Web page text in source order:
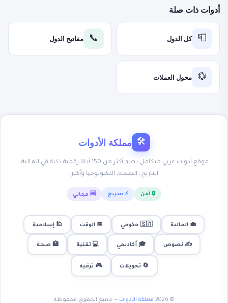
أدوات ذات صلة
📮 كل الدول 📞 مفاتيح الدول
💱 محول العملات
🛠 مملكة الأدوات
موقع أدوات عربي متكامل يضم أكثر من 150 أداة رقمية ذكية في المالية،
التاريخ، الصحة، التكنولوجيا وأكثر.
🔒 آمن ⚡ سريع 🆓 مجاني
💼 المالية 🇸🇦 حكومي 📅 الوقت 🕌 إسلامية
✍️ نصوص 🎓 أكاديمي 💻 تقنية 🏥 صحة
🔄 تحويلات 🎮 ترفيه
© 2026 مملكة الأدوات — جميع الحقوق محفوظة